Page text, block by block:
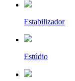
Estabilizador
Estúdio